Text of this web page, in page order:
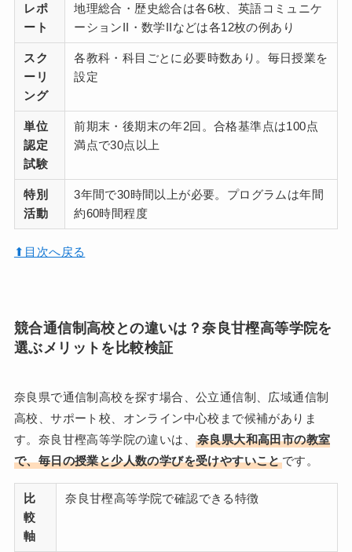
レポ
ート
地理総合・歴史総合は各6枚、英語コミュニケ
ーションII・数学IIなどは各12枚の例あり
スク
ーリ
ング
各教科・科目ごとに必要時数あり。毎日授業を
設定
単位
認定
試験
前期末・後期末の年2回。合格基準点は100点
満点で30点以上
特別
活動
3年間で30時間以上が必要。プログラムは年間
約60時間程度
⬆︎目次へ戻る
競合通信制高校との違いは？奈良甘樫高等学院を
選ぶメリットを比較検証
奈良県で通信制高校を探す場合、公立通信制、広域通信制
高校、サポート校、オンライン中心校まで候補がありま
す。奈良甘樫高等学院の違いは、
奈良県大和高田市の教室
で、毎日の授業と少人数の学びを受けやすいことです。
比
較
軸
奈良甘樫高等学院で確認できる特徴